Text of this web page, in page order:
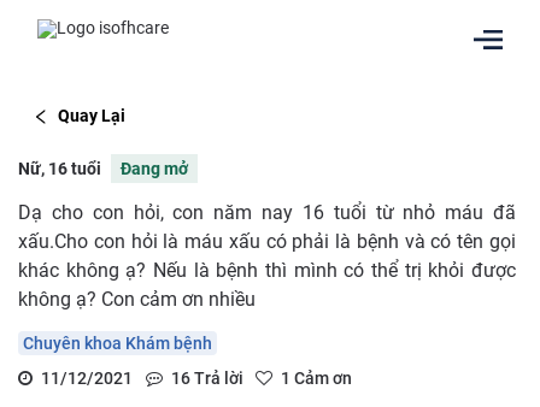
Quay Lại
Nữ, 16 tuổi Đang mở
Dạ cho con hỏi, con năm nay 16 tuổi từ nhỏ máu đã
xấu.Cho con hỏi là máu xấu có phải là bệnh và có tên gọi
khác không ạ? Nếu là bệnh thì mình có thể trị khỏi được
không ạ? Con cảm ơn nhiều
Chuyên khoa Khám bệnh
11/12/2021
16Trả lời 1 Cảm ơn